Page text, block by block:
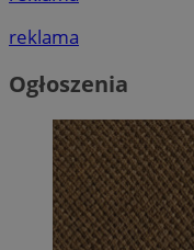
reklama
Ogłoszenia